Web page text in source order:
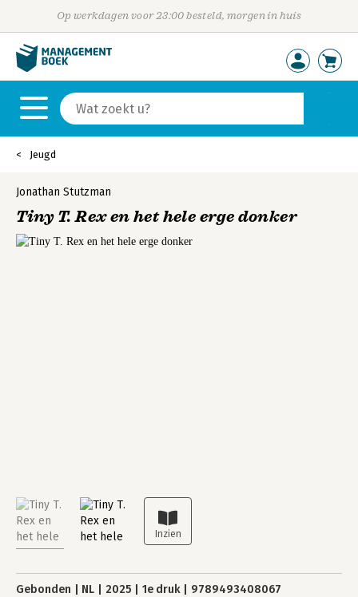
Op werkdagen voor 23:00 besteld, morgen in huis
Jeugd
Jonathan Stutzman
Tiny T. Rex en het hele erge donker
Gebonden NL 2025 1e druk 9789493408067